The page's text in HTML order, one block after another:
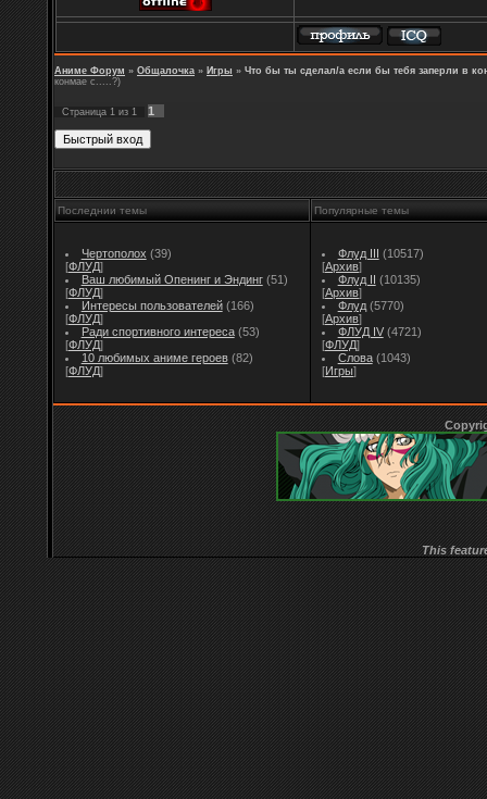
Аниме Форум » Общалочка » Игры » Что бы ты сделал/а если бы тебя заперли в
конмае с.....?)
Страница 1 из 1 1
Последнии темы Популярные темы
Чертополох (39)
[ФЛУД]
Ваш любимый Опенинг и Эндинг (51)
[ФЛУД]
Интересы пользователей (166)
[ФЛУД]
Ради спортивного интереса (53)
[ФЛУД]
10 любимых аниме героев (82)
[ФЛУД]
Флуд III (10517)
[Архив]
Флуд II (10135)
[Архив]
Флуд (5770)
[Архив]
ФЛУД IV (4721)
[ФЛУД]
Слова (1043)
[Игры]
This